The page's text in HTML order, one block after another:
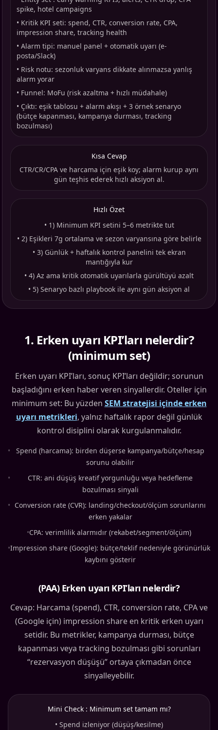
spike, hotel campaigns
• Kritik KPI seti: spend, CTR, conversion rate, CPA,
impression share, tracking health
• Alarm tipi: manuel panel + otomatik uyarı (e-
posta/Slack)
• Risk notu: sezonluk varyans dikkate alınmazsa yanlış
alarm yorar
• Funnel: MoFu (risk azaltma + hızlı müdahale)
• Çıktı: eşik tablosu + alarm akışı + 3 örnek senaryo
(bütçe kapanması, kampanya durması, tracking
bozulması)
Kısa Cevap
CTR/CR/CPA ve harcama için eşik koy; alarm kurup aynı
gün teşhis ederek hızlı aksiyon al.
Hızlı Özet
• 1) Minimum KPI setini 5–6 metrikte tut
• 2) Eşikleri 7g ortalama ve sezon varyansına göre belirle
• 3) Günlük + haftalık kontrol panelini tek ekran
mantığıyla kur
• 4) Az ama kritik otomatik uyarılarla gürültüyü azalt
• 5) Senaryo bazlı playbook ile aynı gün aksiyon al
1. Erken uyarı KPI’ları nelerdir?
(minimum set)
Erken uyarı KPI’ları, sonuç KPI’ları değildir; sorunun
başladığını erken haber veren sinyallerdir. Oteller için
minimum set: Bu yüzden SEM stratejisi içinde erken
uyarı metrikleri, yalnız haftalık rapor değil günlük
kontrol disiplini olarak kurgulanmalıdır.
•
Spend (harcama): birden düşerse kampanya/bütçe/hesap
sorunu olabilir
•
CTR: ani düşüş kreatif yorgunluğu veya hedefleme
bozulması sinyali
• Conversion rate (CVR): landing/checkout/ölçüm sorunlarını
erken yakalar
•CPA: verimlilik alarmıdır (rekabet/segment/ölçüm)
•Impression share (Google): bütçe/teklif nedeniyle görünürlük
kaybını gösterir
(PAA) Erken uyarı KPI’ları nelerdir?
Cevap: Harcama (spend), CTR, conversion rate, CPA ve
(Google için) impression share en kritik erken uyarı
setidir. Bu metrikler, kampanya durması, bütçe
kapanması veya tracking bozulması gibi sorunları
“rezervasyon düşüşü” ortaya çıkmadan önce
sinyalleyebilir.
Mini Check : Minimum set tamam mı?
• Spend izleniyor (düşüş/kesilme)